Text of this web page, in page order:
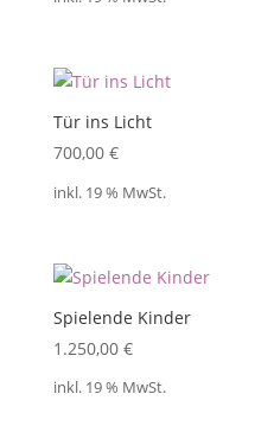
Tür ins Licht
700,00 €
inkl. 19 % MwSt.
Spielende Kinder
1.250,00 €
inkl. 19 % MwSt.